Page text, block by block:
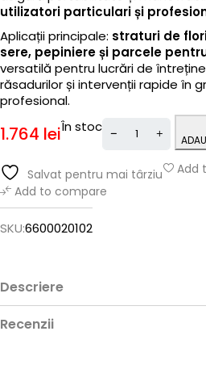
utilizatori particulari și
Aplicații principale: straturi de
sere, pepiniere și parcele
versatilă pentru lucrări de
răsadurilor și intervenții rapide în
profesional.
1.764 leiÎn stoc
Salvat pentru mai târziu
Add
Add to compare
SKU:6600020102
Descriere
Recenzii